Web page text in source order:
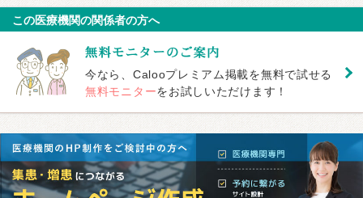
この医療機関の関係者の方へ
今なら、Calooプレミアム掲載を無料で試せる
無料モニターをお試しいただけます！